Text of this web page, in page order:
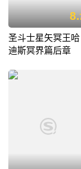
8.
圣斗士星矢冥王哈
迪斯冥界篇后章